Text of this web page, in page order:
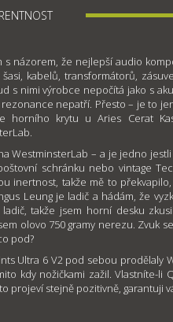
s názorem, že nejlepší audio
šasi, kabelů, transformátorů,
s nimi výrobce nepočítá jako s
nepatří. Přesto – je to
horního krytu u Aries Cerat
WestminsterLab – a je jedno
schránku nebo vintage
inertnost, takže mě to
Leung je ladič a hádám, že
ladič, takže jsem horní desku
olovo 750 gramy nerezu. Zvuk
pod?
Ultra 6 V2 pod sebou prodělaly
kdy nožičkami zažil. Vlastníte-
projeví stejně pozitivně, garantuji